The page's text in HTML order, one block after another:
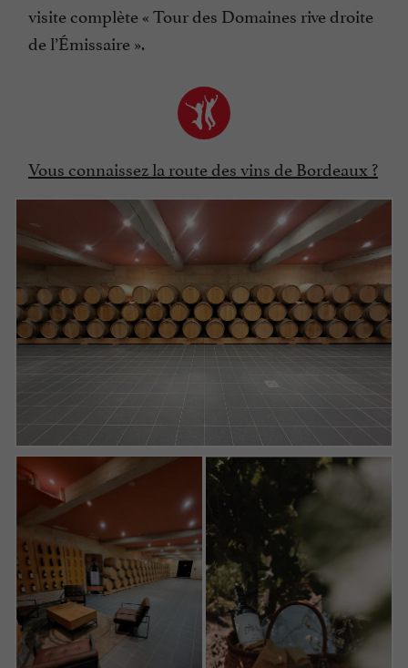
visite complète « Tour des Domaines rive droite
de l’Émissaire ».
Vous connaissez la route des vins de Bordeaux ?